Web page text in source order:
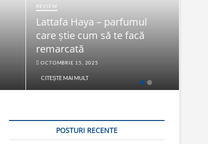
REVIEW
Lattafa Haya – parfumul
care știe cum să te facă
remarcată
OCTOMBRIE 15, 2025
CITEȘTE MAI MULT
POSTURI RECENTE